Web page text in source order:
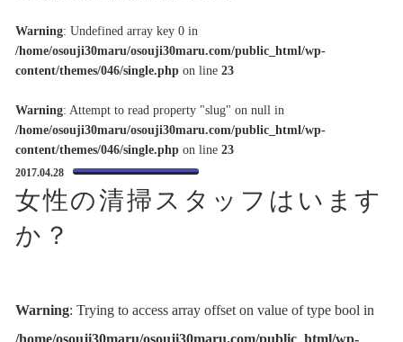
Warning: Undefined array key 0 in
/home/osouji30maru/osouji30maru.com/public_html/wp-
content/themes/046/single.phpon line 23
Warning: Attempt to read property "slug" on null in
/home/osouji30maru/osouji30maru.com/public_html/wp-
content/themes/046/single.phpon line 23
2017.04.28
女性の清掃スタッフはいます
か？
Warning: Trying to access array offset on value of type bool in
/home/osouji30maru/osouji30maru.com/public_html/wp-